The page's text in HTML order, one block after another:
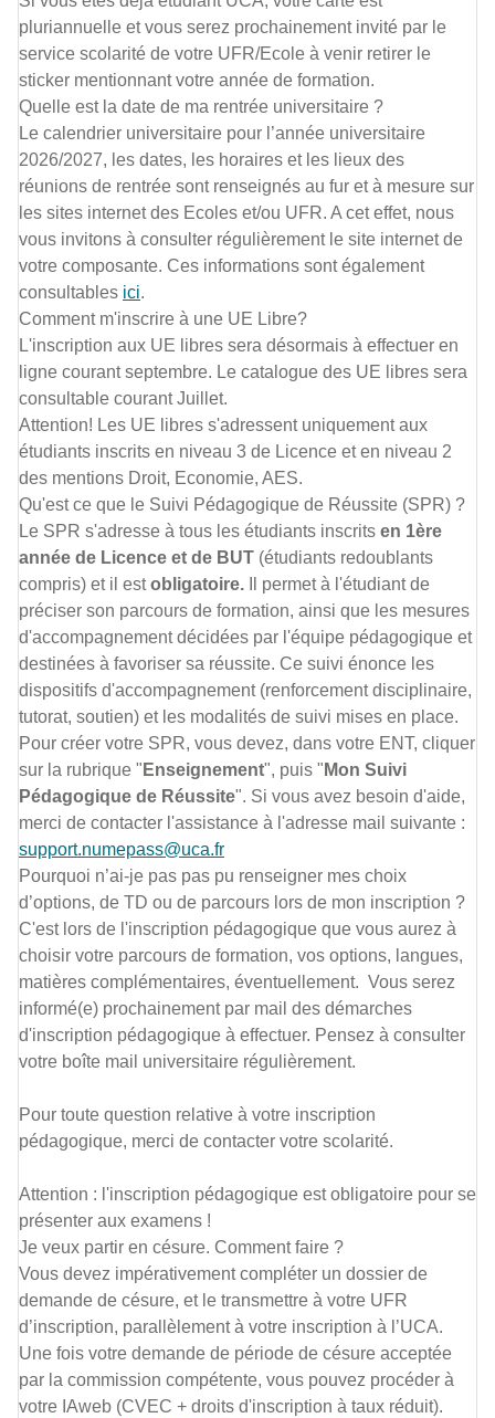
pluriannuelle et vous serez prochainement invité par le
service scolarité de votre UFR/Ecole à venir retirer le
sticker mentionnant votre année de formation.
Quelle est la date de ma rentrée universitaire ?
Le calendrier universitaire pour l’année universitaire
2026/2027, les dates, les horaires et les lieux des
réunions de rentrée sont renseignés au fur et à mesure sur
les sites internet des Ecoles et/ou UFR. A cet effet, nous
vous invitons à consulter régulièrement le site internet de
votre composante. Ces informations sont également
consultables ici.
Comment m'inscrire à une UE Libre?
L'inscription aux UE libres sera désormais à effectuer en
ligne courant septembre. Le catalogue des UE libres sera
consultable courant Juillet.
Attention! Les UE libres s'adressent uniquement aux
étudiants inscrits en niveau 3 de Licence et en niveau 2
des mentions Droit, Economie, AES.
Qu'est ce que le Suivi Pédagogique de Réussite (SPR) ?
Le SPR s'adresse à tous les étudiants inscrits en 1ère
année de Licence et de BUT (étudiants redoublants
compris) et il estobligatoire.
Il permet à l'étudiant de
préciser son parcours de formation, ainsi que les mesures
d'accompagnement décidées par l'équipe pédagogique et
destinées à favoriser sa réussite. Ce suivi énonce les
dispositifs d'accompagnement (renforcement disciplinaire,
tutorat, soutien) et les modalités de suivi mises en place.
Pour créer votre SPR, vous devez, dans votre ENT, cliquer
sur la rubrique " Enseignement", puis " Mon Suivi
Pédagogique de Réussite". Si vous avez besoin d'aide,
merci de contacter l'assistance à l'adresse mail suivante :
support.numepass@uca.fr
Pourquoi n’ai-je pas pas pu renseigner mes choix
d’options, de TD ou de parcours lors de mon inscription ?
C'est lors de l'inscription pédagogique que vous aurez à
choisir votre parcours de formation, vos options, langues,
matières complémentaires, éventuellement. Vous serez
informé(e) prochainement par mail des démarches
d'inscription pédagogique à effectuer. Pensez à consulter
votre boîte mail universitaire régulièrement.
Pour toute question relative à votre inscription
pédagogique, merci de contacter votre scolarité.
Attention : l'inscription pédagogique est obligatoire pour se
présenter aux examens !
Je veux partir en césure. Comment faire ?
Vous devez impérativement compléter un dossier de
demande de césure, et le transmettre à votre UFR
d’inscription, parallèlement à votre inscription à l’UCA.
Une fois votre demande de période de césure acceptée
par la commission compétente, vous pouvez procéder à
votre IAweb (CVEC + droits d'inscription à taux réduit).